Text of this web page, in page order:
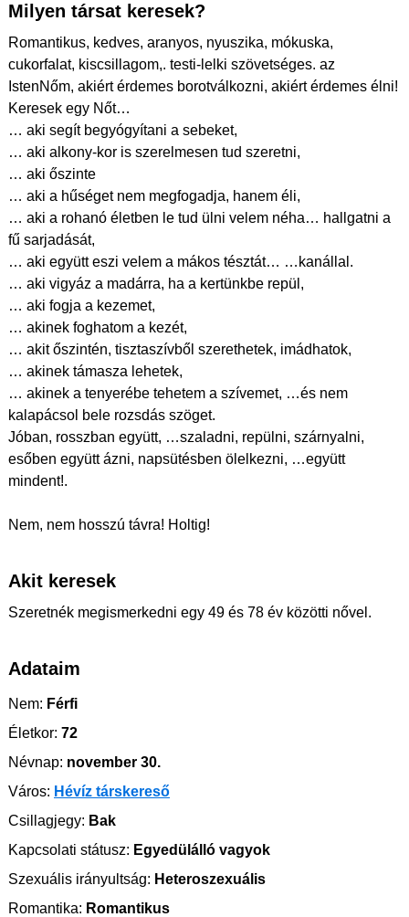
Milyen társat keresek?
Romantikus, kedves, aranyos, nyuszika, mókuska,
cukorfalat, kiscsillagom,. testi-lelki szövetséges. az
IstenNőm, akiért érdemes borotválkozni, akiért érdemes élni!
Keresek egy Nőt…
… aki segít begyógyítani a sebeket,
… aki alkony-kor is szerelmesen tud szeretni,
… aki őszinte
… aki a hűséget nem megfogadja, hanem éli,
… aki a rohanó életben le tud ülni velem néha… hallgatni a
fű sarjadását,
… aki együtt eszi velem a mákos tésztát… …kanállal.
… aki vigyáz a madárra, ha a kertünkbe repül,
… aki fogja a kezemet,
… akinek foghatom a kezét,
… akit őszintén, tisztaszívből szerethetek, imádhatok,
… akinek támasza lehetek,
… akinek a tenyerébe tehetem a szívemet, …és nem
kalapácsol bele rozsdás szöget.
Jóban, rosszban együtt, …szaladni, repülni, szárnyalni,
esőben együtt ázni, napsütésben ölelkezni, …együtt
mindent!.
Nem, nem hosszú távra! Holtig!
Akit keresek
Szeretnék megismerkedni egy 49 és 78 év közötti nővel.
Adataim
Nem: Férfi
Életkor: 72
Névnap: november 30.
Város: Hévíz társkereső
Csillagjegy: Bak
Kapcsolati státusz: Egyedülálló vagyok
Szexuális irányultság: Heteroszexuális
Romantika: Romantikus